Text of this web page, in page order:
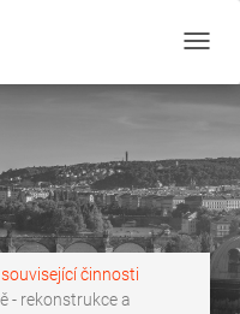
činnosti
- rekonstrukce a